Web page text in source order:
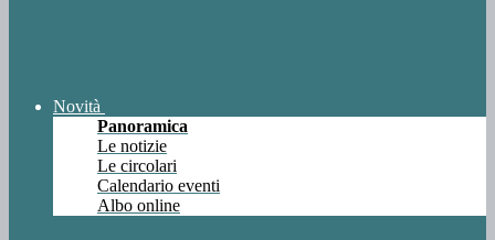
Novità
Panoramica
Le notizie
Le circolari
Calendario eventi
Albo online